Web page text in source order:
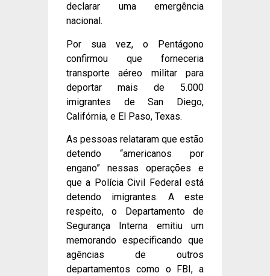
declarar uma emergência
nacional.
Por sua vez, o Pentágono
confirmou que forneceria
transporte aéreo militar para
deportar mais de 5.000
imigrantes de San Diego,
Califórnia, e El Paso, Texas.
As pessoas relataram que estão
detendo “americanos por
engano” nessas operações e
que a Polícia Civil Federal está
detendo imigrantes. A este
respeito, o Departamento de
Segurança Interna emitiu um
memorando especificando que
agências de outros
departamentos como o FBI, a